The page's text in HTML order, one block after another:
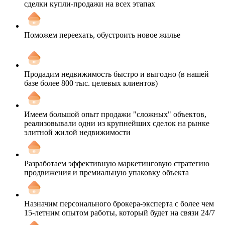
сделки купли-продажи на всех этапах
Поможем переехать, обустроить новое жилье
Продадим недвижимость быстро и выгодно (в нашей
базе более 800 тыс. целевых клиентов)
Имеем большой опыт продажи "сложных" объектов,
реализовывали одни из крупнейших сделок на рынке
элитной жилой недвижимости
Разработаем эффективную маркетинговую стратегию
продвижения и премиальную упаковку объекта
Назначим персонального брокера-эксперта с более чем
15-летним опытом работы, который будет на связи 24/7